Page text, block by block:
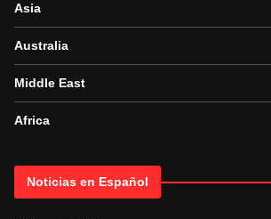
Asia
Australia
Middle East
Africa
Noticias en Español